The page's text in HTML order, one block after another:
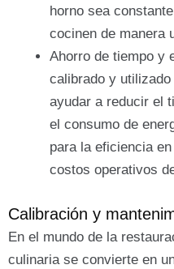
horno sea
cocinen de manera
Ahorro de tiempo y
calibrado y
ayudar a reducir el
el consumo de
para la eficiencia
costos operativos
Calibración y
En el mundo de la
culinaria se convierte en